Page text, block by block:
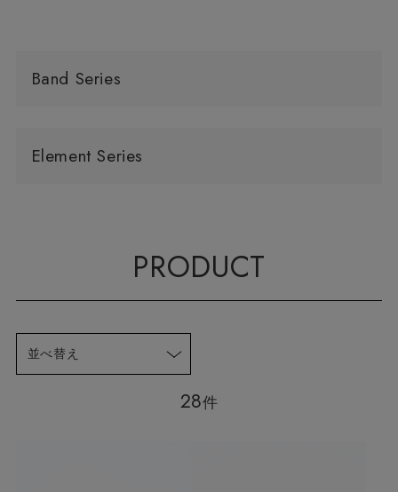
Band Series
Element Series
PRODUCT
並べ替え
28件